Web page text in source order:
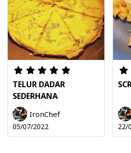
TELUR DADAR
SEDERHANA
IronChef
05/07/2022 22/